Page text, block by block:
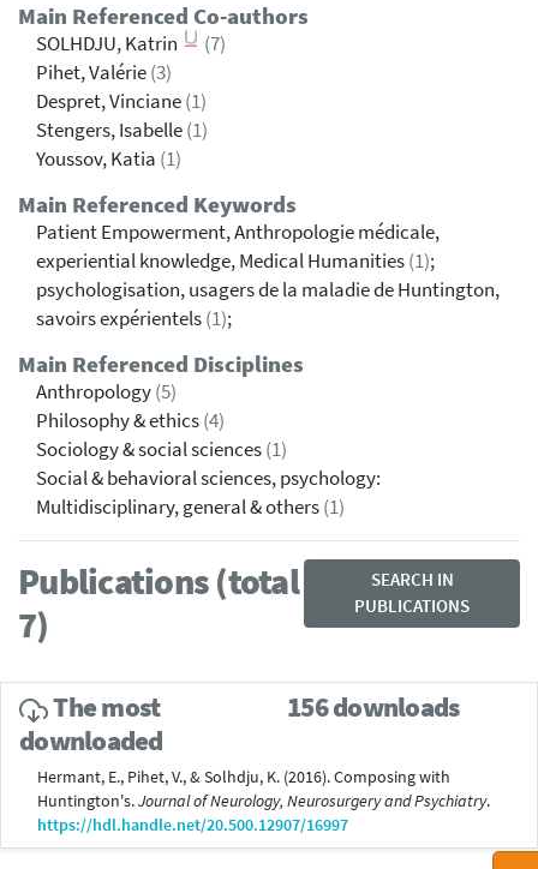
Main Referenced Co-authors
SOLHDJU, Katrin
(7)
Pihet, Valérie(3)
Despret, Vinciane(1)
Stengers, Isabelle(1)
Youssov, Katia (1)
Main Referenced Keywords
Patient Empowerment, Anthropologie médicale,
experiential knowledge, Medical Humanities(1);
psychologisation, usagers de la maladie de Huntington,
savoirs expérientels(1);
Main Referenced Disciplines
Anthropology(5)
Philosophy & ethics(4)
Sociology & social sciences(1)
Social & behavioral sciences, psychology:
Multidisciplinary, general & others(1)
Publications (total
7)
SEARCH IN
PUBLICATIONS
The most
downloaded
156 downloads
Hermant, E., Pihet, V., & Solhdju, K. (2016). Composing with
Huntington's.Journal of Neurology, Neurosurgery and Psychiatry.
https://hdl.handle.net/20.500.12907/16997